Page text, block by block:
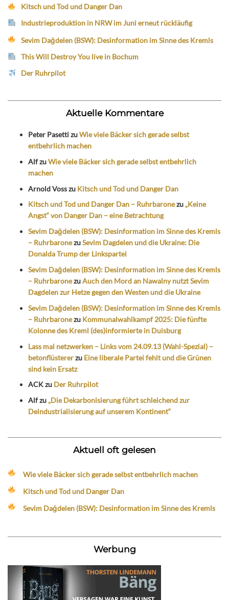
Kitsch und Tod und Danger Dan
Industrieproduktion in NRW im Juni erneut rückläufig
Sevim Dağdelen (BSW): Desinformation im Sinne des Kremls
This Will Destroy You live in Bochum
Der Ruhrpilot
Aktuelle Kommentare
Peter PasettizuWie viele Bäcker sich gerade selbst
entbehrlich machen
AlfzuWie viele Bäcker sich gerade selbst entbehrlich
machen
Arnold Vosszu Kitsch und Tod und Danger Dan
Kitsch und Tod und Danger Dan – Ruhrbaronezu „Keine
Angst“ von Danger Dan – eine Betrachtung
Sevim Dağdelen (BSW): Desinformation im Sinne des Kremls
– RuhrbaronezuSevim Dagdelen und die Ukraine: Die
Donalda Trump der Linkspartei
Sevim Dağdelen (BSW): Desinformation im Sinne des Kremls
– RuhrbaronezuAuch den Mord an Nawalny nutzt Sevim
Dagdelen zur Hetze gegen den Westen und die Ukraine
Sevim Dağdelen (BSW): Desinformation im Sinne des Kremls
– Ruhrbaronezu Kommunalwahlkampf 2025: Die fünfte
Kolonne des Kreml (des)informierte in Duisburg
Lass mal netzwerken – Links vom 24.09.13 (Wahl-Spezial) –
betonflüstererzu Eine liberale Partei fehlt und die Grünen
sind kein Ersatz
ACKzu Der Ruhrpilot
Alfzu „Die Dekarbonisierung führt schleichend zur
Deindustrialisierung auf unserem Kontinent“
Aktuell oft gelesen
Wie viele Bäcker sich gerade selbst entbehrlich machen
Kitsch und Tod und Danger Dan
Sevim Dağdelen (BSW): Desinformation im Sinne des Kremls
Werbung